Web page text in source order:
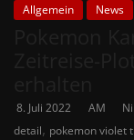
Allgemein News
8. Juli 2022 AM
detail, pokemon violet